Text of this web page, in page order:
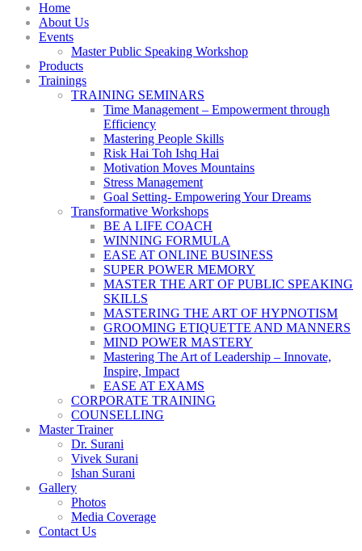
Home
About Us
Events
Master Public Speaking Workshop
Products
Trainings
TRAINING SEMINARS
Time Management – Empowerment through
Efficiency
Mastering People Skills
Risk Hai Toh Ishq Hai
Motivation Moves Mountains
Stress Management
Goal Setting- Empowering Your Dreams
Transformative Workshops
BE A LIFE COACH
WINNING FORMULA
EASE AT ONLINE BUSINESS
SUPER POWER MEMORY
MASTER THE ART OF PUBLIC SPEAKING
SKILLS
MASTERING THE ART OF HYPNOTISM
GROOMING ETIQUETTE AND MANNERS
MIND POWER MASTERY
Mastering The Art of Leadership – Innovate,
Inspire, Impact
EASE AT EXAMS
CORPORATE TRAINING
COUNSELLING
Master Trainer
Dr. Surani
Vivek Surani
Ishan Surani
Gallery
Photos
Media Coverage
Contact Us